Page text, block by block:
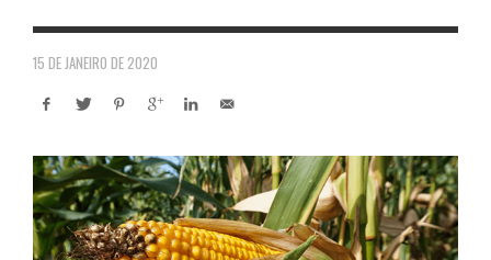
15 DE JANEIRO DE 2020